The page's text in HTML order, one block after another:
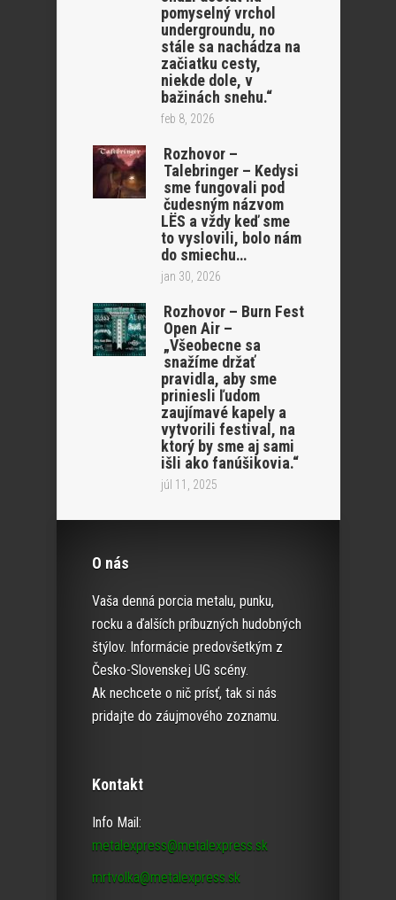
pomyselný vrchol
undergroundu, no
stále sa nachádza na
začiatku cesty,
niekde dole, v
bažinách snehu.“
feb 8, 2026
Rozhovor –
Talebringer – Kedysi
sme fungovali pod
čudesným názvom
LËS a vždy keď sme
to vyslovili, bolo nám
do smiechu…
jan 30, 2026
Rozhovor – Burn Fest
Open Air –
„Všeobecne sa
snažíme držať
pravidla, aby sme
priniesli ľudom
zaujímavé kapely a
vytvorili festival, na
ktorý by sme aj sami
išli ako fanúšikovia.“
júl 11, 2025
O nás
Vaša denná porcia metalu, punku,
rocku a ďalších príbuzných hudobných
štýlov. Informácie predovšetkým z
Česko-Slovenskej UG scény.
Ak nechcete o nič prísť, tak si nás
pridajte do záujmového zoznamu.
Kontakt
Info Mail:
metalexpress@metalexpress.sk
mrtvolka@metalexpress.sk